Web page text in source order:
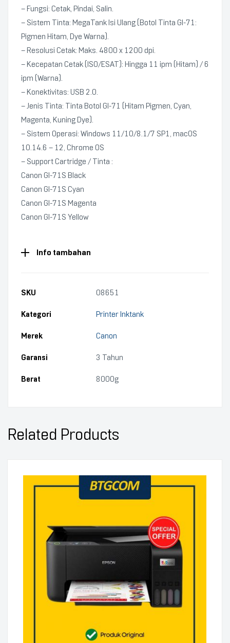
– Fungsi: Cetak, Pindai, Salin.
– Sistem Tinta: MegaTank Isi Ulang (Botol Tinta GI-71:
Pigmen Hitam, Dye Warna).
– Resolusi Cetak: Maks. 4800 x 1200 dpi.
– Kecepatan Cetak (ISO/ESAT): Hingga 11 ipm (Hitam) / 6
ipm (Warna).
– Konektivitas: USB 2.0.
– Jenis Tinta: Tinta Botol GI-71 (Hitam Pigmen, Cyan,
Magenta, Kuning Dye).
– Sistem Operasi: Windows 11/10/8.1/7 SP1, macOS
10.14.6 – 12, Chrome OS
– Support Cartridge / Tinta :
Canon GI-71S Black
Canon GI-71S Cyan
Canon GI-71S Magenta
Canon GI-71S Yellow
Info tambahan
SKU 08651
Kategori Printer Inktank
Merek Canon
Garansi 3 Tahun
Berat 8000g
Related Products